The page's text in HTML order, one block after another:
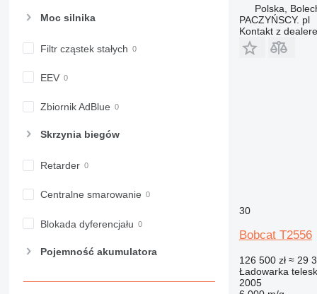
Moc silnika
Filtr cząstek stałych
EEV
Zbiornik AdBlue
Skrzynia biegów
Retarder
Centralne smarowanie
Blokada dyferencjału
Pojemność akumulatora
Polska,
PACZYŃSCY. pl
Kontakt z
30
Bobcat T2556
126 500 zł ≈ 29
Ładowarka
2005